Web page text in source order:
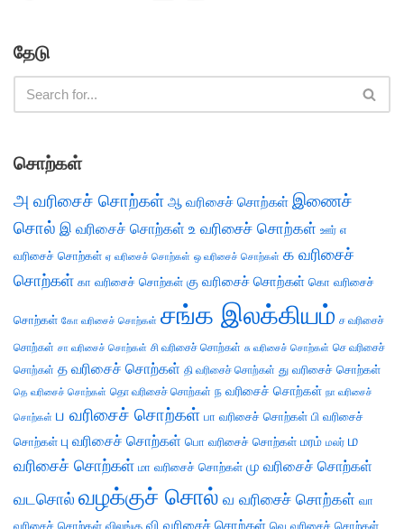
தேடு
சொற்கள்
அ வரிசைச் சொற்கள் ஆ வரிசைச் சொற்கள் இணைச்
சொல் இ வரிசைச் சொற்கள் உ வரிசைச் சொற்கள் ஊர் எ
வரிசைச் சொற்கள் ஏ வரிசைச் சொற்கள் ஒ வரிசைச் சொற்கள் க வரிசைச்
சொற்கள் கா வரிசைச் சொற்கள் கு வரிசைச் சொற்கள் கொ வரிசைச்
சொற்கள் கோ வரிசைச் சொற்கள் சங்க இலக்கியம் ச வரிசைச்
சொற்கள் சா வரிசைச் சொற்கள் சி வரிசைச் சொற்கள் சு வரிசைச் சொற்கள் செ வரிசைச்
சொற்கள் த வரிசைச் சொற்கள் தி வரிசைச் சொற்கள் து வரிசைச் சொற்கள்
தெ வரிசைச் சொற்கள் தொ வரிசைச் சொற்கள் ந வரிசைச் சொற்கள் நா வரிசைச்
சொற்கள் ப வரிசைச் சொற்கள் பா வரிசைச் சொற்கள் பி வரிசைச்
சொற்கள் பு வரிசைச் சொற்கள் பொ வரிசைச் சொற்கள் மரம் மலர் ம
வரிசைச் சொற்கள் மா வரிசைச் சொற்கள் மு வரிசைச் சொற்கள்
வடசொல் வழக்குச் சொல் வ வரிசைச் சொற்கள் வா
வரிசைச் சொற்கள் விலங்கு வி வரிசைச் சொற்கள் வெ வரிசைச் சொற்கள்